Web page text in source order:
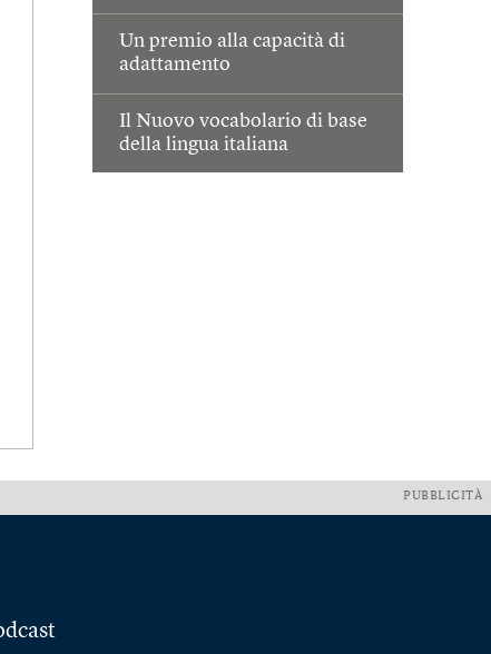
Un premio alla capacità di
adattamento
Il Nuovo vocabolario di base
della lingua italiana
PUBBLICITÀ